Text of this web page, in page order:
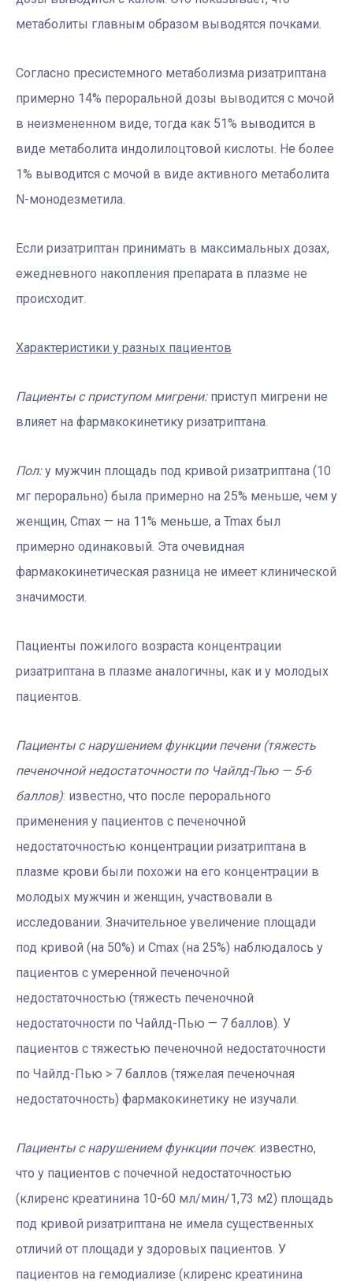
метаболиты главным образом выводятся почками.
Согласно пресистемного метаболизма ризатриптана
примерно 14% пероральной дозы выводится с мочой
в неизмененном виде, тогда как 51% выводится в
виде метаболита индолилоцтовой кислоты. Не более
1% выводится с мочой в виде активного метаболита
N-монодезметила.
Если ризатриптан принимать в максимальных дозах,
ежедневного накопления препарата в плазме не
происходит.
Характеристики у разных пациентов
Пациенты с приступом мигрени:приступ мигрени не
влияет на фармакокинетику ризатриптана.
Пол:у мужчин площадь под кривой ризатриптана (10
мг перорально) была примерно на 25% меньше, чем у
женщин, Cmax — на 11% меньше, а Tmax был
примерно одинаковый. Эта очевидная
фармакокинетическая разница не имеет клинической
значимости.
Пациенты пожилого возраста концентрации
ризатриптана в плазме аналогичны, как и у молодых
пациентов.
Пациенты с нарушением функции печени (тяжесть
печеночной недостаточности по Чайлд-Пью — 5-6
баллов): известно, что после перорального
применения у пациентов с печеночной
недостаточностью концентрации ризатриптана в
плазме крови были похожи на его концентрации в
молодых мужчин и женщин, участвовали в
исследовании. Значительное увеличение площади
под кривой (на 50%) и Cmax (на 25%) наблюдалось у
пациентов с умеренной печеночной
недостаточностью (тяжесть печеночной
недостаточности по Чайлд-Пью — 7 баллов). У
пациентов с тяжестью печеночной недостаточности
по Чайлд-Пью > 7 баллов (тяжелая печеночная
недостаточность) фармакокинетику не изучали.
Пациенты с нарушением функции почек: известно,
что у пациентов с почечной недостаточностью
(клиренс креатинина 10-60 мл/мин/1,73 м2) площадь
под кривой ризатриптана не имела существенных
отличий от площади у здоровых пациентов. У
пациентов на гемодиализе (клиренс креатинина